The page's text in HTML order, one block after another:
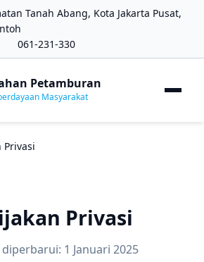
Tanah Abang, Kota Jakarta Pusat,
061-231-330
Petamburan
Masyarakat
Privasi
Privasi
1 Januari 2025